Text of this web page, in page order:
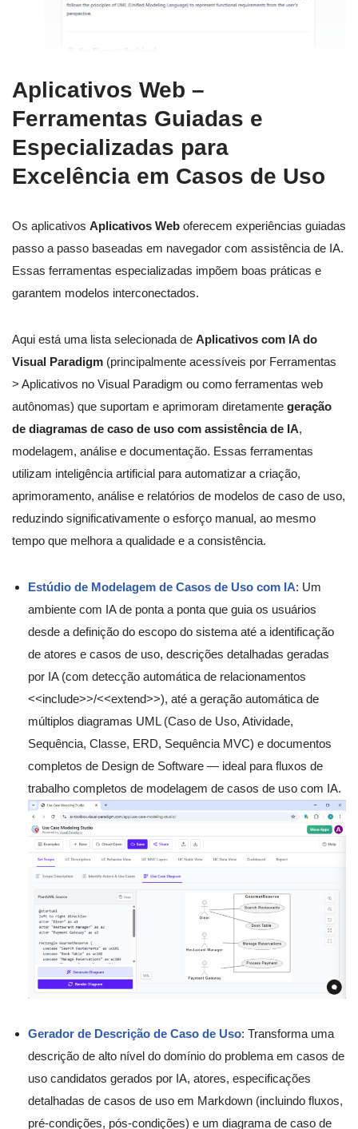
Aplicativos Web –
Ferramentas Guiadas e
Especializadas para
Excelência em Casos de Uso
Os aplicativos Aplicativos Web oferecem experiências guiadas
passo a passo baseadas em navegador com assistência de IA.
Essas ferramentas especializadas impõem boas práticas e
garantem modelos interconectados.
Aqui está uma lista selecionada de Aplicativos com IA do
Visual Paradigm (principalmente acessíveis por Ferramentas
> Aplicativos no Visual Paradigm ou como ferramentas web
autônomas) que suportam e aprimoram diretamente geração
de diagramas de caso de uso com assistência de IA,
modelagem, análise e documentação. Essas ferramentas
utilizam inteligência artificial para automatizar a criação,
aprimoramento, análise e relatórios de modelos de caso de uso,
reduzindo significativamente o esforço manual, ao mesmo
tempo que melhora a qualidade e a consistência.
Estúdio de Modelagem de Casos de Uso com IA: Um
ambiente com IA de ponta a ponta que guia os usuários
desde a definição do escopo do sistema até a identificação
de atores e casos de uso, descrições detalhadas geradas
por IA (com detecção automática de relacionamentos
<<include>>/<<extend>>), até a geração automática de
múltiplos diagramas UML (Caso de Uso, Atividade,
Sequência, Classe, ERD, Sequência MVC) e documentos
completos de Design de Software — ideal para fluxos de
trabalho completos de modelagem de casos de uso com IA.
Gerador de Descrição de Caso de Uso: Transforma uma
descrição de alto nível do domínio do problema em casos de
uso candidatos gerados por IA, atores, especificações
detalhadas de casos de uso em Markdown (incluindo fluxos,
pré-condições, pós-condições) e um diagrama de caso de